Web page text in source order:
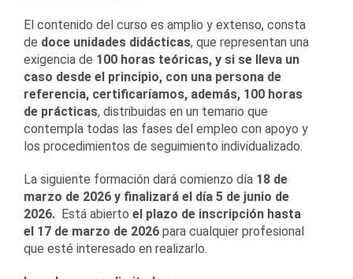
El contenido del curso es amplio y extenso, consta
de doce unidades didácticas, que representan una
exigencia de 100 horas teóricas, y si se lleva un
caso desde el principio, con una persona de
referencia, certificaríamos, además, 100 horas
de prácticas, distribuidas en un temario que
contempla todas las fases del empleo con apoyo y
los procedimientos de seguimiento individualizado.
La siguiente formación dará comienzo día 18 de
marzo de 2026 y finalizará el día 5 de junio de
2026. Está abierto el plazo de inscripción hasta
el 17 de marzo de 2026 para cualquier profesional
que esté interesado en realizarlo.